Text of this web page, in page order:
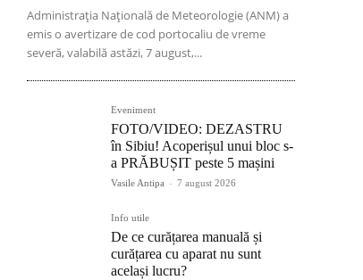
Administrația Națională de Meteorologie (ANM) a
emis o avertizare de cod portocaliu de vreme
severă, valabilă astăzi, 7 august,...
Eveniment
FOTO/VIDEO: DEZASTRU
în Sibiu! Acoperișul unui bloc s-
a PRĂBUȘIT peste 5 mașini
Vasile Antipa - 7 august 2026
Info utile
De ce curățarea manuală și
curățarea cu aparat nu sunt
același lucru?